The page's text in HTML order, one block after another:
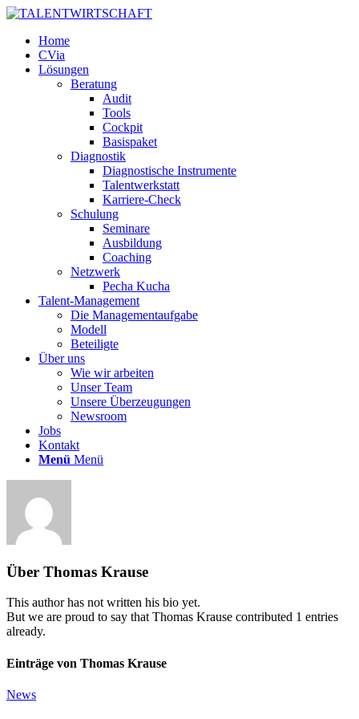
Home
CVia
Lösungen
Beratung
Audit
Tools
Cockpit
Basispaket
Diagnostik
Diagnostische Instrumente
Talentwerkstatt
Karriere-Check
Schulung
Seminare
Ausbildung
Coaching
Netzwerk
Pecha Kucha
Talent-Management
Die Managementaufgabe
Modell
Beteiligte
Über uns
Wie wir arbeiten
Unser Team
Unsere Überzeugungen
Newsroom
Jobs
Kontakt
Menü Menü
Über Thomas Krause
This author has not written his bio yet.
But we are proud to say thatThomas Krause contributed 1 entries
already.
Einträge von Thomas Krause
News